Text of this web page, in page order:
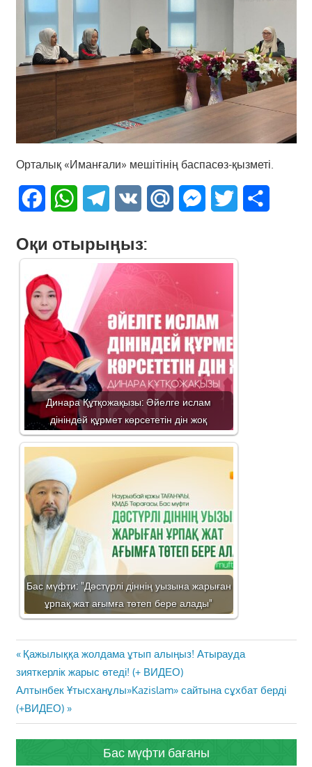
Орталық «Иманғали» мешітінің баспасөз-қызметі.
FacebookWhatsAppTelegram
VK Mail.Ru Messenger
Twitter
Оқи отырыңыз:
Динара Құтқожақызы: Әйелге ислам
дініндей құрмет көрсететін дін жоқ
Бас мүфти: "Дәстүрлі діннің уызына жарыған
ұрпақ жат ағымға төтеп бере алады"
Жазба
навигациясы
Previous
Post:
Қажылыққа жолдама ұтып алыңыз! Атырауда
зияткерлік жарыс өтеді! (+ ВИДЕО)
Next
Post:
Алтынбек Ұтысханұлы»Kazislam» сайтына сұхбат берді
(+ВИДЕО)
Бас мүфти бағаны